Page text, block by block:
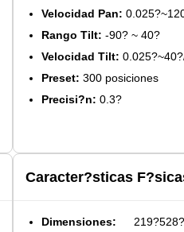
Velocidad Pan:
Rango Tilt: -90? ~ 40?
Velocidad Tilt:
Preset: 300 posiciones
Precisi?n: 0.3?
Caracter?sticas
Dimensiones: